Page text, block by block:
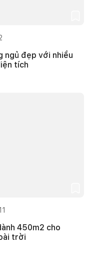
ngủ đẹp với nhiều
tích
450m2 cho
trời